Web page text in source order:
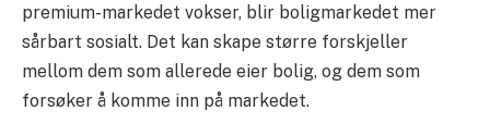
premium-markedet vokser, blir boligmarkedet mer
sårbart sosialt. Det kan skape større forskjeller
mellom dem som allerede eier bolig, og dem som
forsøker å komme inn på markedet.